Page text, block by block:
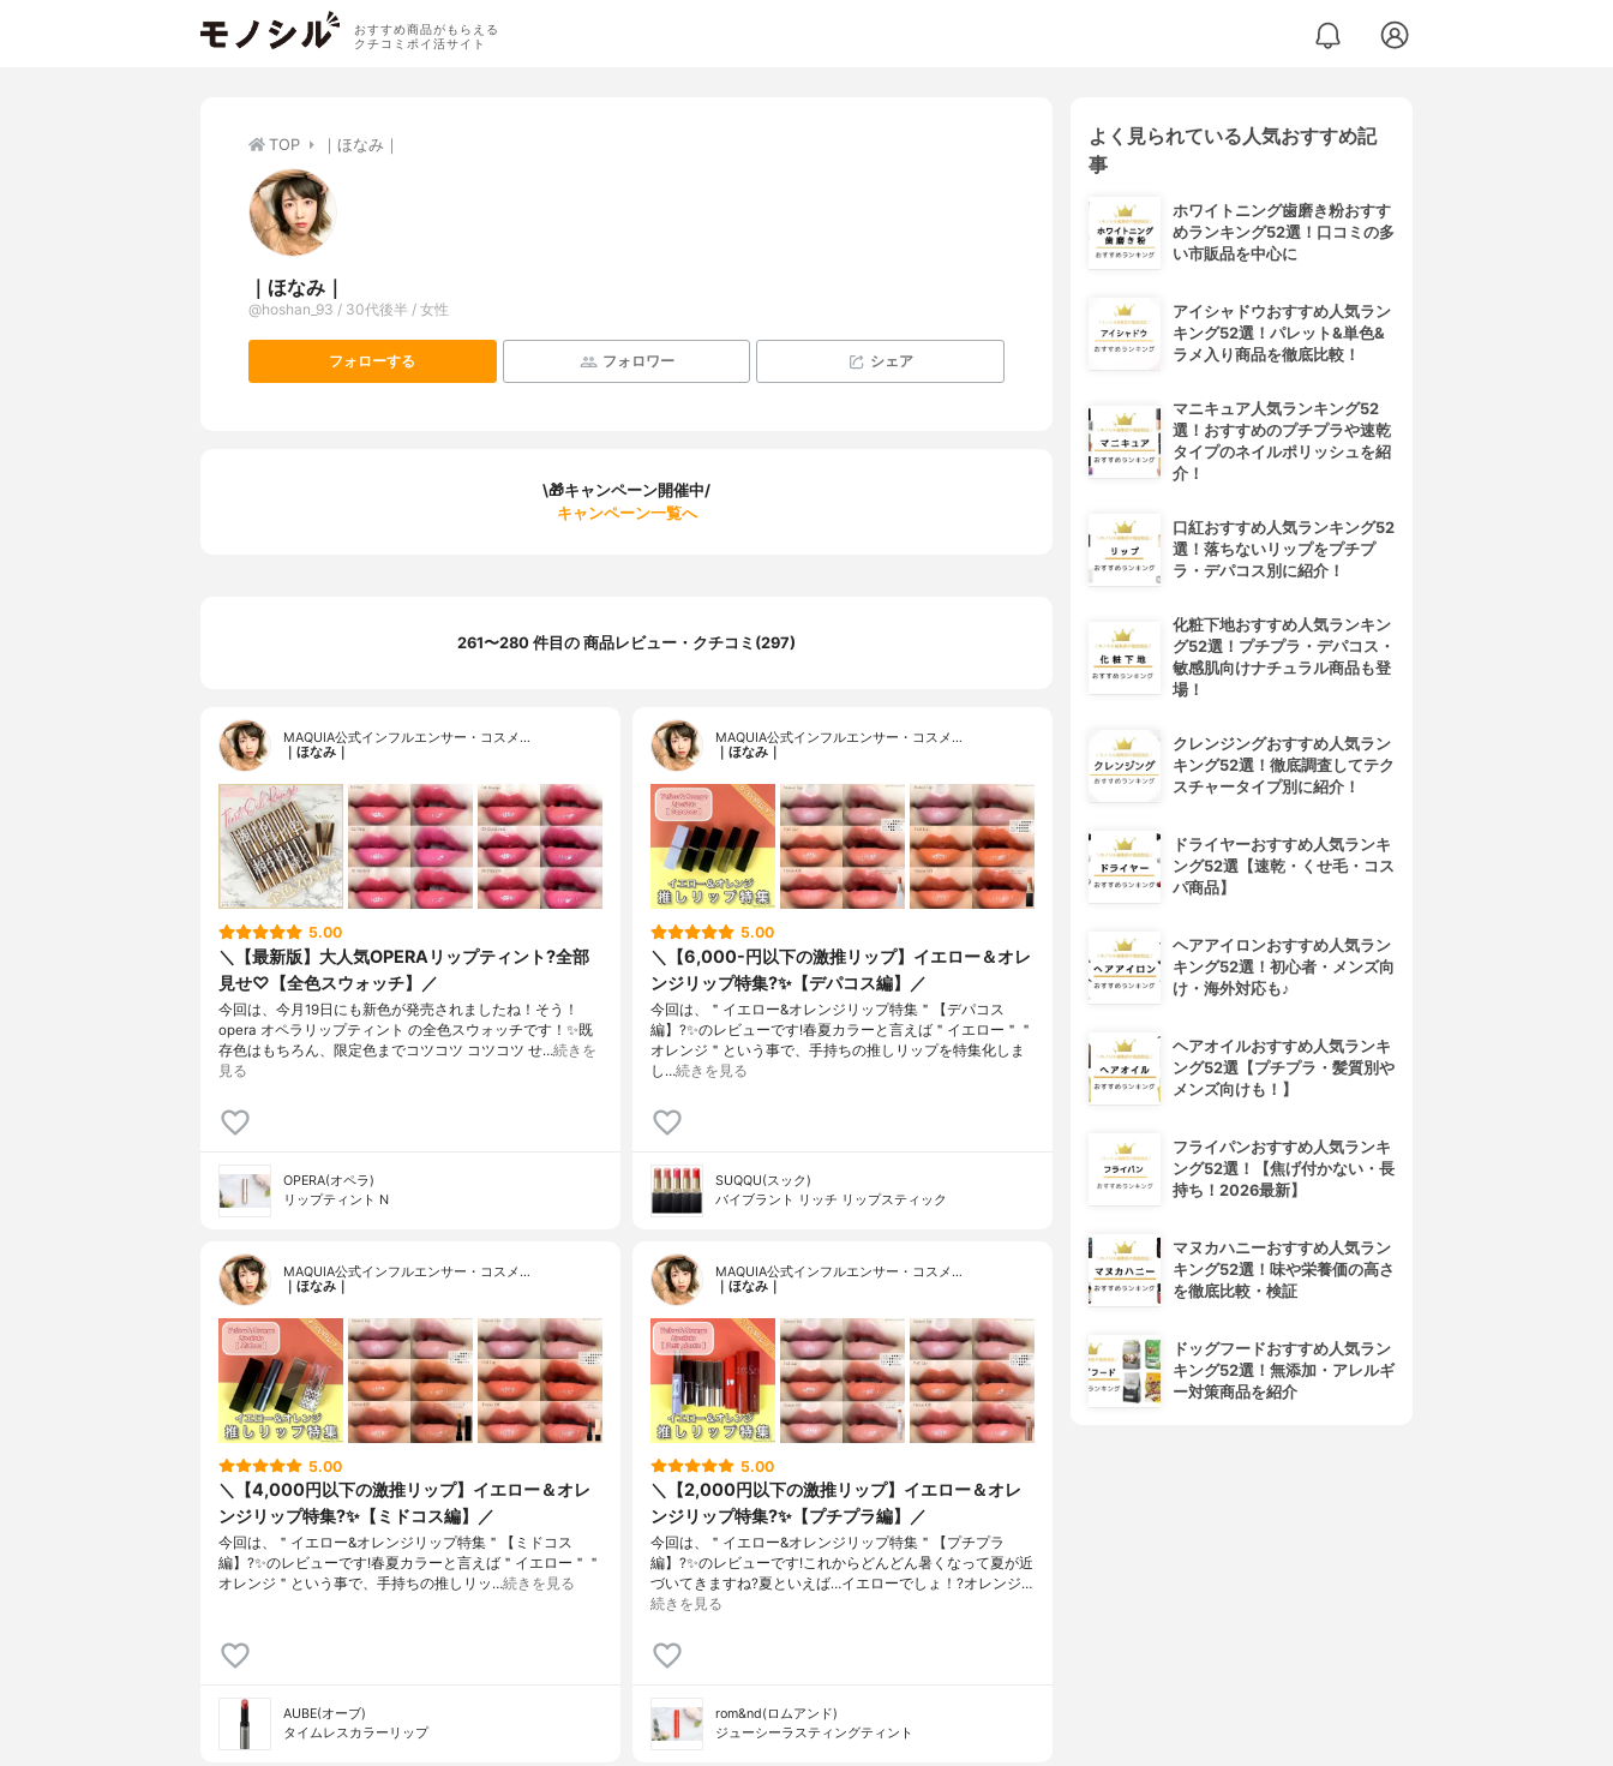
おすすめ商品がもらえる
クチコミポイ活サイト
TOP ｜ほなみ｜
｜ほなみ｜
@hoshan_93 / 30代後半 / 女性
フォローする フォロワー シェア
\🎁キャンペーン開催中/
キャンペーン一覧へ
261〜280 件目の 商品レビュー・クチコミ(297)
MAQUIA公式インフルエンサー・コスメ…
｜ほなみ｜
5.00
＼【最新版】大人気OPERAリップティント?全部
見せ♡【全色スウォッチ】／
今回は、今月19日にも新色が発売されましたね！そう！
opera オペラリップティント の全色スウォッチです！✨既
存色はもちろん、限定色までコツコツ コツコツ せ…続きを
見る
OPERA(オペラ)
リップティント N
MAQUIA公式インフルエンサー・コスメ…
｜ほなみ｜
5.00
＼【6,000-円以下の激推リップ】イエロー＆オレ
ンジリップ特集?✨【デパコス編】／
今回は、＂イエロー&オレンジリップ特集＂【デパコス
編】?✨のレビューです!春夏カラーと言えば＂イエロー＂＂
オレンジ＂という事で、手持ちの推しリップを特集化しま
し…続きを見る
SUQQU(スック)
バイブラント リッチ リップスティック
MAQUIA公式インフルエンサー・コスメ…
｜ほなみ｜
5.00
＼【4,000円以下の激推リップ】イエロー＆オレ
ンジリップ特集?✨【ミドコス編】／
今回は、＂イエロー&オレンジリップ特集＂ 【ミドコス
編】?✨のレビューです! 春夏カラーと言えば ＂イエロー＂＂
オレンジ＂という事で、 手持ちの推しリッ…続きを見る
AUBE(オーブ)
タイムレスカラーリップ
MAQUIA公式インフルエンサー・コスメ…
｜ほなみ｜
5.00
＼【2,000円以下の激推リップ】イエロー＆オレ
ンジリップ特集?✨【プチプラ編】／
今回は、＂イエロー&オレンジリップ特集＂【プチプラ
編】?✨のレビューです!これからどんどん暑くなって夏が近
づいてきますね?夏といえば…イエローでしょ！?オレンジ…
続きを見る
rom&nd(ロムアンド)
ジューシーラスティングティント
よく見られている人気おすすめ記
事
ホワイトニング歯磨き粉おすす
めランキング52選！口コミの多
い市販品を中心に
アイシャドウおすすめ人気ラン
キング52選！パレット&単色&
ラメ入り商品を徹底比較！
マニキュア人気ランキング52
選！おすすめのプチプラや速乾
タイプのネイルポリッシュを紹
介！
口紅おすすめ人気ランキング52
選！落ちないリップをプチプ
ラ・デパコス別に紹介！
化粧下地おすすめ人気ランキン
グ52選！プチプラ・デパコス・
敏感肌向けナチュラル商品も登
場！
クレンジングおすすめ人気ラン
キング52選！徹底調査してテク
スチャータイプ別に紹介！
ドライヤーおすすめ人気ランキ
ング52選【速乾・くせ毛・コス
パ商品】
ヘアアイロンおすすめ人気ラン
キング52選！初心者・メンズ向
け・海外対応も♪
ヘアオイルおすすめ人気ランキ
ング52選【プチプラ・髪質別や
メンズ向けも！】
フライパンおすすめ人気ランキ
ング52選！【焦げ付かない・長
持ち！2026最新】
マヌカハニーおすすめ人気ラン
キング52選！味や栄養価の高さ
を徹底比較・検証
ドッグフードおすすめ人気ラン
キング52選！無添加・アレルギ
ー対策商品を紹介